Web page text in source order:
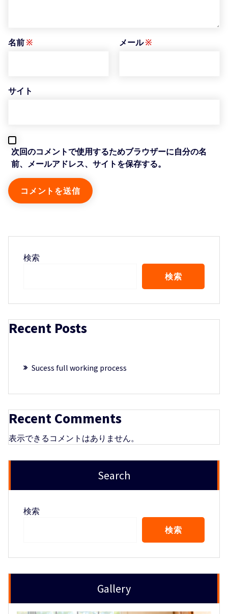
名前 ※ メール※
サイト
次回のコメントで使用するためブラウザーに自分の名
前、メールアドレス、サイトを保存する。
検索
検索
Recent Posts
Sucess full working process
Recent Comments
表示できるコメントはありません。
Search
検索
検索
Gallery